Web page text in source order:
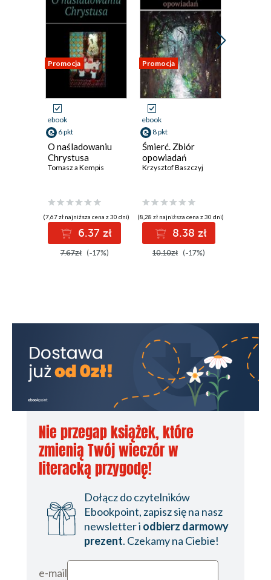
Promocja
ebook
6 pkt
O naśladowaniu
Chrystusa
Tomasz a Kempis
(7,67 zł najniższa cena z 30 dni)
6.37 zł
7.67zł (-17%)
Promocja
ebook
8 pkt
Śmierć. Zbiór
opowiadań
Krzysztof Baszczyj
(8,28 zł najniższa cena z 30 dni)
8.38 zł
10.10zł (-17%)
Nie przegap książek, które
zmienią Twój wieczór w
literacką przygodę!
Dołącz do czytelników
Ebookpoint, zapisz się na nasz
newsletter i odbierz darmowy
prezent. Czekamy na Ciebie!
e-mail